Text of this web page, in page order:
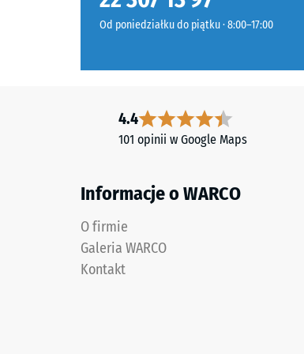
granulat
pigmentowanym
kolor
Powierzchnia
ma
chłodny,
Od poniedziałku do piątku · 8:00–17:00
4.4
101 opinii w Google Maps
Informacje o WARCO
O firmie
Galeria WARCO
Kontakt